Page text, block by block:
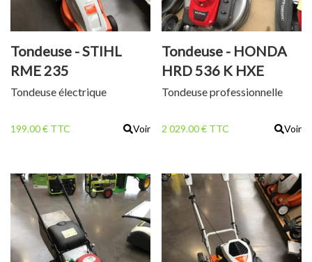
Tondeuse - STIHL
RME 235
Tondeuse électrique
199.00 € TTC Voir
Tondeuse - HONDA
HRD 536 K HXE
Tondeuse professionnelle
2 029.00 € TTC Voir